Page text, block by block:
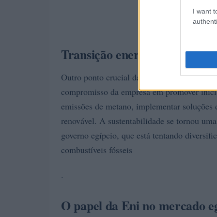
I want
Transição energética e
Outro ponto crucial da reunião foi o
compromisso da empresa em promover
emissões de metano, implementar
renovável. A sustentabilidade se tornou
governo egípcio, que está tentando
combustíveis fósseis
.
O papel da Eni no mercado